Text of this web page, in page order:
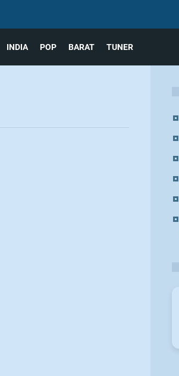
INDIA POP BARAT TUNER